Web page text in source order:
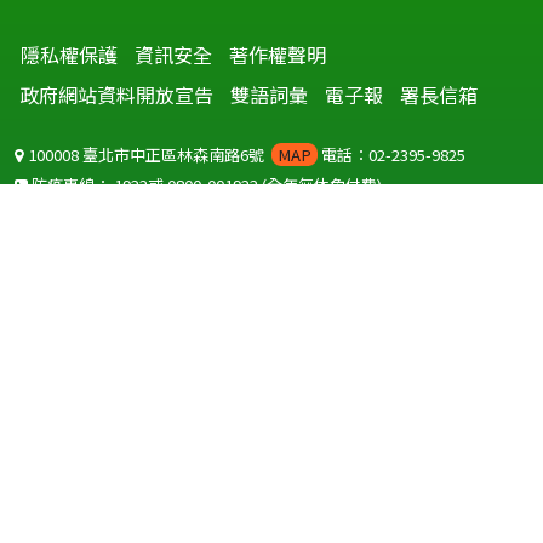
隱私權保護 資訊安全 著作權聲明
政府網站資料開放宣告
雙語詞彙 電子報 署長信箱
100008 臺北市中正區林森南路6號 MAP 電話：02-2395-9825
防疫專線：1922或0800-001922(全年無休免付費)